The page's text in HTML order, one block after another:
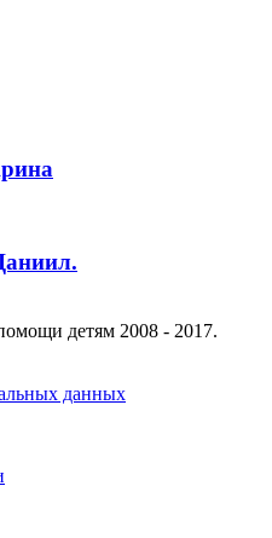
детям 2008 - 2017.
данных